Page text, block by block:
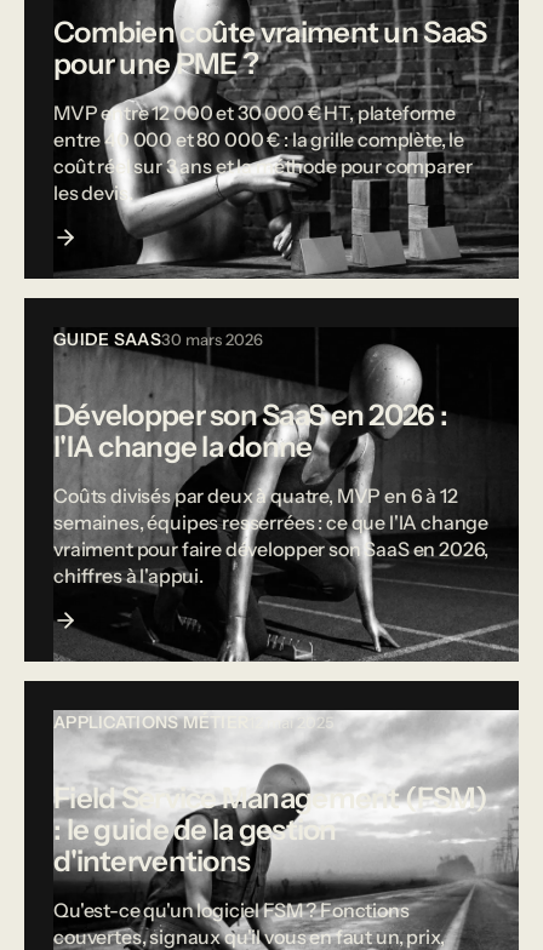
Combien coûte vraiment un SaaS
pour une PME ?
MVP entre 12 000 et 30 000 € HT, plateforme
entre 40 000 et 80 000 € : la grille complète, le
coût réel sur 3 ans et la méthode pour comparer
les devis.
GUIDE SAAS30 mars 2026
Développer son SaaS en 2026 :
l'IA change la donne
Coûts divisés par deux à quatre, MVP en 6 à 12
semaines, équipes resserrées : ce que l'IA change
vraiment pour faire développer son SaaS en 2026,
chiffres à l'appui.
APPLICATIONS MÉTIER 12 mai 2025
Field Service Management (FSM)
: le guide de la gestion
d'interventions
Qu'est-ce qu'un logiciel FSM ? Fonctions
couvertes, signaux qu'il vous en faut un, prix,